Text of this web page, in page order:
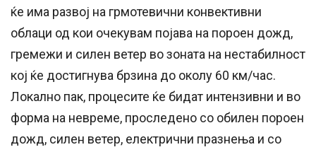
ќе има развој на грмотевични конвективни
облаци од кои очекувам појава на пороен дожд,
гремежи и силен ветер во зоната на нестабилност
кој ќе достигнува брзина до околу 60 км/час.
Локално пак, процесите ќе бидат интензивни и во
форма на невреме, проследено со обилен пороен
дожд, силен ветер, електрични празнења и со